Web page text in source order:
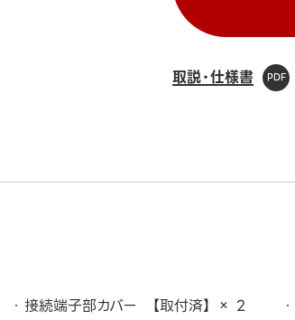
取説・仕様書
接続端子部カバー 【取付済】 × 2